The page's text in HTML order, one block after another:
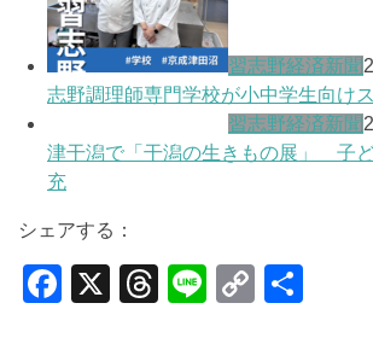
習志野経済新聞
志野調理師専門学校が小中学生向け
習志野経済新聞
津干潟で「干潟の生きもの展」 子
充
シェアする：
F
X
T
Li
C